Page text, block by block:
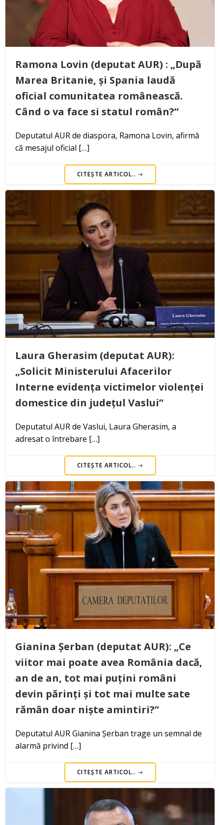
Ramona Lovin (deputat AUR) : „După
Marea Britanie, și Spania laudă
oficial comunitatea românească.
Când o va face si statul român?”
Deputatul AUR de diaspora, Ramona Lovin, afirmă
că mesajul oficial […]
CITEȘTE ARTICOL..
Laura Gherasim (deputat AUR):
„Solicit Ministerului Afacerilor
Interne evidența victimelor violenței
domestice din județul Vaslui”
Deputatul AUR de Vaslui, Laura Gherasim, a
adresat o întrebare […]
CITEȘTE ARTICOL..
Gianina Șerban (deputat AUR): „Ce
viitor mai poate avea România dacă,
an de an, tot mai puțini români
devin părinți și tot mai multe sate
rămân doar niște amintiri?”
Deputatul AUR Gianina Șerban trage un semnal de
alarmă privind […]
CITEȘTE ARTICOL..